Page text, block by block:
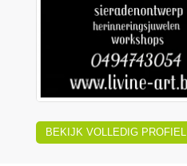
BEKIJK VOLLEDIG PROFIEL